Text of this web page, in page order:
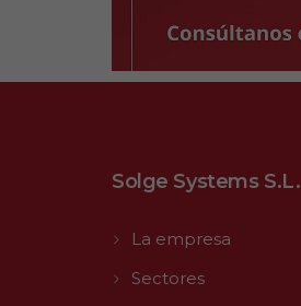
Solge Systems S.L.
La empresa
Sectores